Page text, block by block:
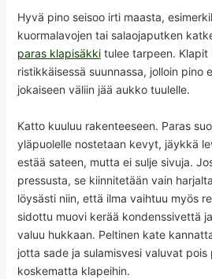
Hyvä pino seisoo irti maasta,
kuormalavojen tai salaojaputken
paras klapisäkkitulee tarpeen. Klapit
ristikkäisessä suunnassa, jolloin pino
jokaiseen väliin jää aukko tuulelle.
Katto kuuluu rakenteeseen. Paras
yläpuolelle nostetaan kevyt, jäykkä
estää sateen, mutta ei sulje sivuja.
pressusta, se kiinnitetään vain
löysästi niin, että ilma vaihtuu myös
sidottu muovi kerää kondenssivettä
valuu hukkaan. Peltinen kate
jotta sade ja sulamisvesi valuvat pois
koskematta klapeihin.